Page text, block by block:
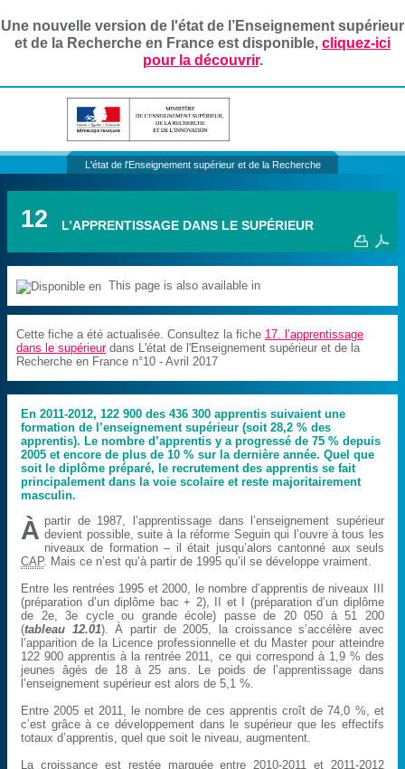
Une nouvelle version de l'état de l’Enseignement supérieur
et de la Recherche en France est disponible, cliquez-ici
pour la découvrir.
L'état de l'Enseignement supérieur et de la Recherche
12 L’APPRENTISSAGE DANS LE SUPÉRIEUR
This page is also available in
Cette fiche a été actualisée. Consultez la fiche 17. l’apprentissage
dans le supérieurdans L'état de l'Enseignement supérieur et de la
Recherche en France n°10 - Avril 2017
En 2011-2012, 122 900 des 436 300 apprentis suivaient une
formation de l’enseignement supérieur (soit 28,2 % des
apprentis). Le nombre d’apprentis y a progressé de 75 % depuis
2005 et encore de plus de 10 % sur la dernière année. Quel que
soit le diplôme préparé, le recrutement des apprentis se fait
principalement dans la voie scolaire et reste majoritairement
masculin.
À partir de 1987, l’apprentissage dans l’enseignement supérieur
devient possible, suite à la réforme Seguin qui l’ouvre à tous les
niveaux de formation – il était jusqu’alors cantonné aux seuls
CAP. Mais ce n’est qu’à partir de 1995 qu’il se développe vraiment.
Entre les rentrées 1995 et 2000, le nombre d’apprentis de niveaux III
(préparation d’un diplôme bac + 2), II et I (préparation d’un diplôme
de 2e, 3e cycle ou grande école) passe de 20 050 à 51 200
(tableau 12.01). À partir de 2005, la croissance s’accélère avec
l’apparition de la Licence professionnelle et du Master pour atteindre
122 900 apprentis à la rentrée 2011, ce qui correspond à 1,9 % des
jeunes âgés de 18 à 25 ans. Le poids de l’apprentissage dans
l’enseignement supérieur est alors de 5,1 %.
Entre 2005 et 2011, le nombre de ces apprentis croît de 74,0 %, et
c’est grâce à ce développement dans le supérieur que les effectifs
totaux d’apprentis, quel que soit le niveau, augmentent.
La croissance est restée marquée entre 2010-2011 et 2011-2012